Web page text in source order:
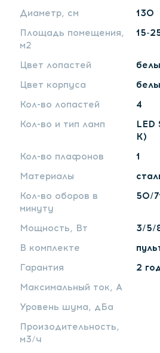
Диаметр, см
130
Площадь помещения,
м2
15-
Цвет лопастей
Цвет корпуса
Кол-во лопастей
4
Кол-во и тип ламп
LED
K)
Кол-во плафонов
1
Материалы
Кол-во оборов в
минуту
50/
Мощность, Вт
3/5/
В комплекте
Гарантия
2
Максимальный ток, А
Уровень шума, дБа
Произодительность,
м3/ч